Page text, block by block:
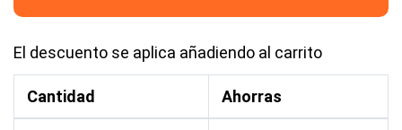
El descuento se aplica añadiendo al carrito
Cantidad Ahorras